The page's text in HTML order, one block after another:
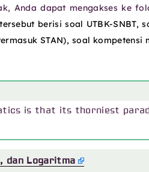
Anda dapat mengakses ke
berisi soal UTBK-SNBT,
STAN), soal kompetensi
is that its thorniest
dan Logaritma